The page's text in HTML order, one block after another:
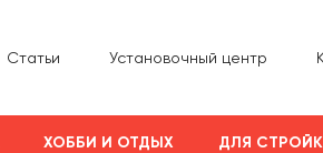
Статьи Установочный центр
ХОББИ И ОТДЫХ ДЛЯ